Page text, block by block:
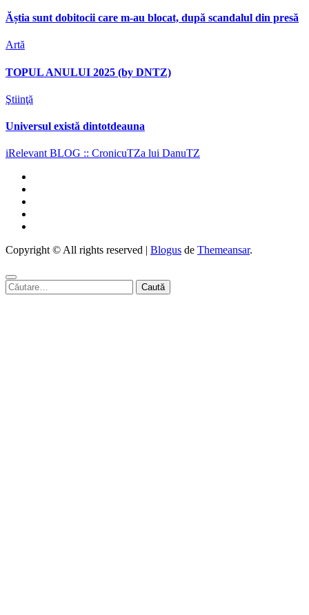
Ăștia sunt dobitocii care m-au blocat, după scandalul din presă
Artă
TOPUL ANULUI 2025 (by DNTZ)
Ştiinţă
Universul există dintotdeauna
iRelevant BLOG :: CronicuTZa lui DanuTZ
Copyright © All rights reserved | Blogus de Themeansar.
Caută
după: